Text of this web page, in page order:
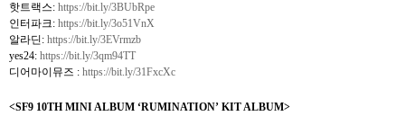
핫트랙스: https://bit.ly/3BUbRpe
인터파크: https://bit.ly/3o51VnX
알라딘: https://bit.ly/3EVrmzb
yes24: https://bit.ly/3qm94TT
디어마이뮤즈 : https://bit.ly/31FxcXc
<SF9 10TH MINI ALBUM ‘RUMINATION’ KIT ALBUM>